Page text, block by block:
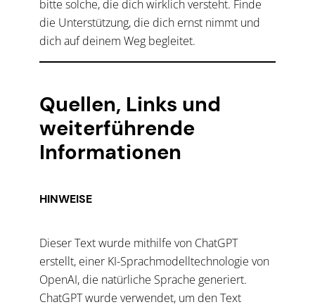
bitte solche, die dich wirklich versteht. Finde
die Unterstützung, die dich ernst nimmt und
dich auf deinem Weg begleitet.
Quellen, Links und
weiterführende
Informationen
HINWEISE
Dieser Text wurde mithilfe von ChatGPT
erstellt, einer KI-Sprachmodelltechnologie von
OpenAI, die natürliche Sprache generiert.
ChatGPT wurde verwendet, um den Text